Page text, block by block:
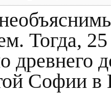
Тогда,
древнего
Софии в